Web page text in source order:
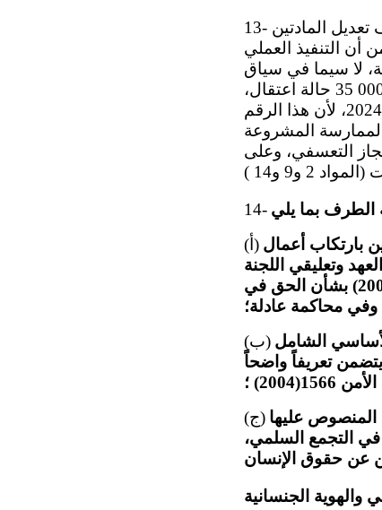
13- ترحب اللجنة بالمعلومات المتعلقة بالتعاون بين الأمم المتحدة والدولة الطرف بهدف تعديل المادتين
أن التنفيذ العملي
لا سيما في سياق
تنفيذ "خطة فينيكس". وتشعر اللجنة بالقلق أيضاً إزاء التقارير التي تشير إلى أن 000 35 حالة اعتقال،
تشمل اعتقالات بتهم الإرهاب، نُفذت في الفترة من كانون الثاني/يناير إلى أيار/مايو 2024، لأن هذا الرقم
المشروعة
التعسفي، وعلى
14-
(أ) بارتكاب أعمال
صلة، في القانون وفي الممارسة، وفقاً للمادتين 9 و14 من العهد وتعليقي اللجنة
العامين رقم 35(2014) بشأن حق الفرد في الحرية والأمان على شخصه ورقم 32(2007) بشأن الحق في
وفي محاكمة عادلة؛
(ب) من القانون الجنائي الأساسي الشامل
تعريفاً واضحاً
؛
(ج) المنصوص عليها
التجمع السلمي،
والهوية الجنسانية